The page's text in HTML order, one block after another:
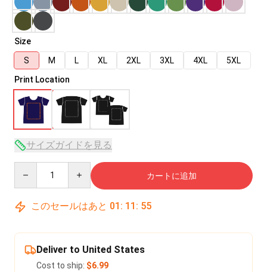
Size
S
M L XL 2XL 3XL 4XL
5XL
Print Location
サイズガイドを見る
カートに追加
このセールはあと 01 : 11 : 54
Deliver to United States
Cost to ship: $6.99